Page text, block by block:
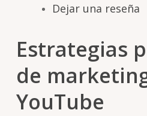
Dejar una reseña
Estrategias
de
YouTube